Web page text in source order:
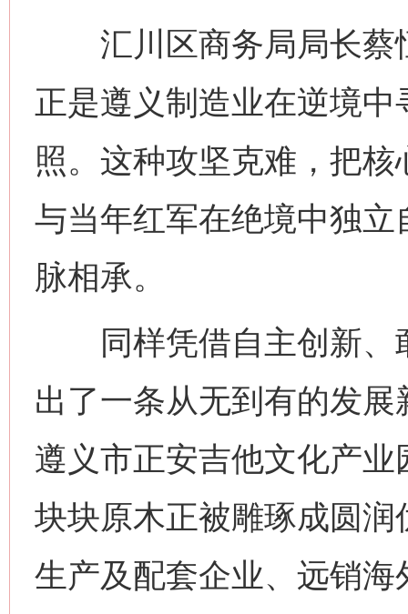
汇川区商务局局长蔡
正是遵义制造业在逆境
照。这种攻坚克难，把
与当年红军在绝境中独
脉相承。
同样凭借自主创新、
出了一条从无到有的发
遵义市正安吉他文化产
块块原木正被雕琢成圆
生产及配套企业、远销